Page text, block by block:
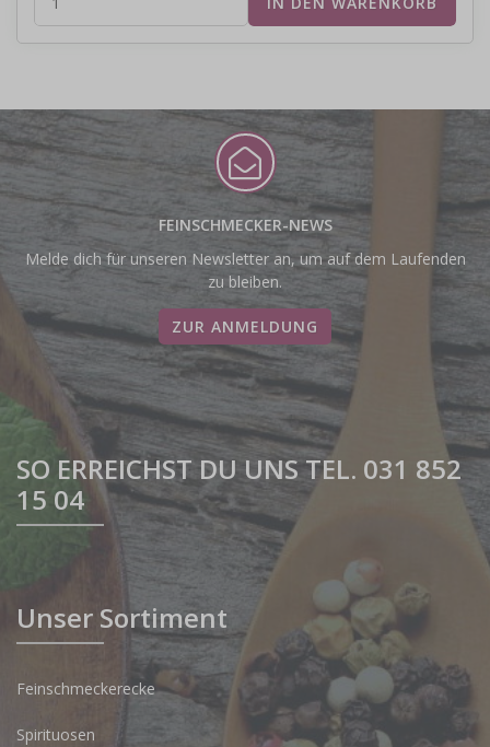
FEINSCHMECKER-NEWS
Melde dich für unseren Newsletter an, um auf dem Laufenden
zu bleiben.
ZUR ANMELDUNG
SO ERREICHST DU UNS TEL. 031 852
15 04
Unser Sortiment
Feinschmeckerecke
Spirituosen